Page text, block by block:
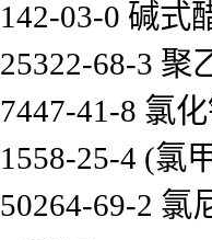
142-03-0 碱式
25322-68-3 聚
7447-41-8 氯
1558-25-4 (氯
50264-69-2 氯